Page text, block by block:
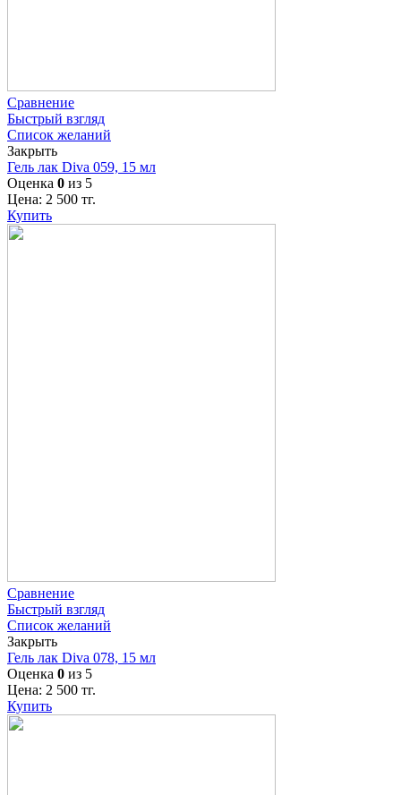
Сравнение
Быстрый взгляд
Список желаний
Закрыть
Гель лак Diva 059, 15 мл
Оценка 0 из 5
Цена: 2 500 тг.
Купить
Сравнение
Быстрый взгляд
Список желаний
Закрыть
Гель лак Diva 078, 15 мл
Оценка 0 из 5
Цена: 2 500 тг.
Купить